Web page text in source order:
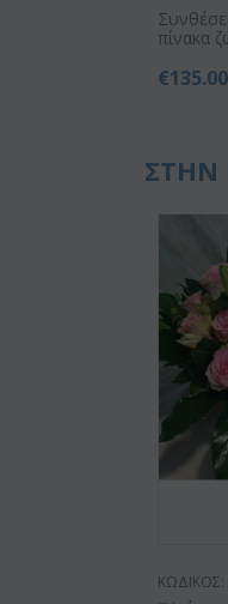
πίνακα
€135.00
ΣΤΗΝ
ΚΩΔΙΚΟΣ: